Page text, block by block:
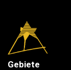
Gebiete